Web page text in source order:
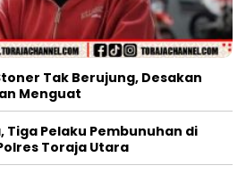
Tak Berujung, Desakan
Menguat
Pelaku Pembunuhan di
Toraja Utara